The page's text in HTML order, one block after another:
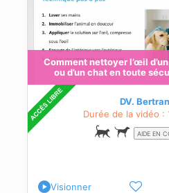
Comment nettoyer l’œil
ou d’un chat en toute
DV.
Durée de la vidéo :
AIDE EN
Visionner